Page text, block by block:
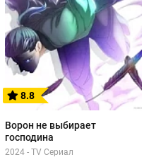
8.8
Ворон не выбирает
господина
2024 - TV Сериал